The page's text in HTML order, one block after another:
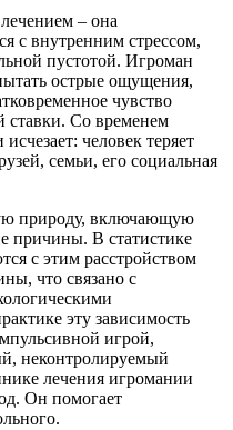
– она
с внутренним стрессом,
пустотой. Игроман
острые ощущения,
чувство
ставки. Со временем
человек теряет
семьи, его социальная
природу, включающую
причины. В статистике
с этим расстройством
что связано с
эту зависимость
игрой,
неконтролируемый
лечения игромании
Он помогает